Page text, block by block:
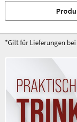
*Gilt für Lieferungen